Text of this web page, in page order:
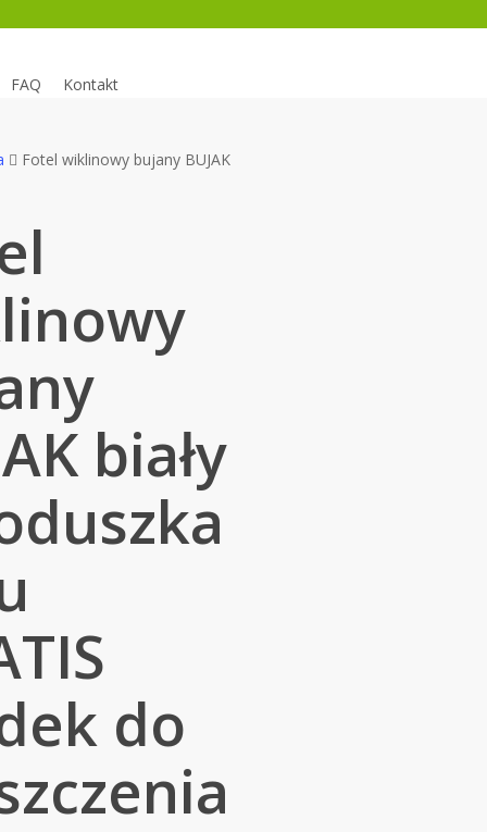
FAQ Kontakt
Fotel wiklinowy bujany BUJAK
biały
do